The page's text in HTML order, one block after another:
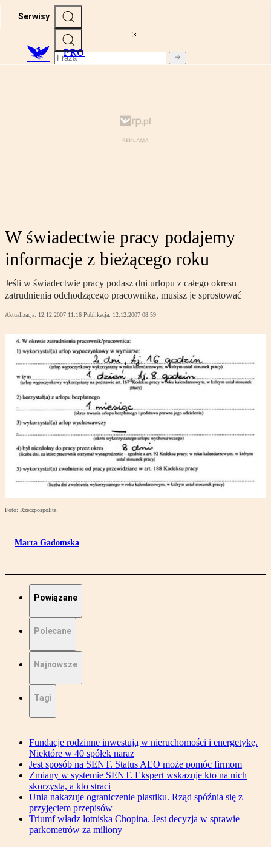
Serwisy
PRO
W świadectwie pracy podajemy
informacje z bieżącego roku
Jeśli w świadectwie pracy podasz dni urlopu z całego okresu
zatrudnienia odchodzącego pracownika, musisz je sprostować
Aktualizacja: 12.12.2007 11:16 Publikacja: 12.12.2007 08:59
Foto: Rzeczpospolita
Marta Gadomska
Powiązane
Polecane
Najnowsze
Tagi
Fundacje rodzinne inwestują w nieruchomości i energetykę.
Niektóre w 40 spółek naraz
Jest sposób na SENT. Status AEO może pomóc firmom
Zmiany w systemie SENT. Ekspert wskazuje kto na nich
skorzysta, a kto straci
Unia nakazuje ograniczenie plastiku. Rząd spóźnia się z
przyjęciem przepisów
Triumf władz lotniska Chopina. Jest decyzja w sprawie
parkometrów za miliony